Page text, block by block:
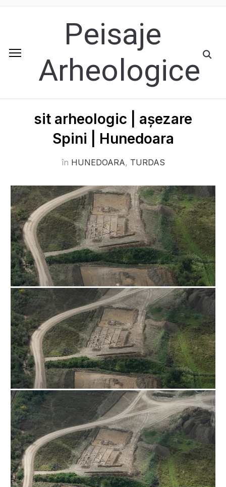
Peisaje
Arheologice
sit arheologic | așezare
Spini | Hunedoara
în HUNEDOARA, TURDAS